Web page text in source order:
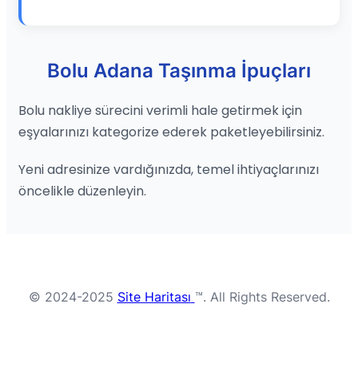
Bolu Adana Taşınma İpuçları
Bolu nakliye sürecini verimli hale getirmek için
eşyalarınızı kategorize ederek paketleyebilirsiniz.
Yeni adresinize vardığınızda, temel ihtiyaçlarınızı
öncelikle düzenleyin.
© 2024-2025 Site Haritası ™. All Rights Reserved.